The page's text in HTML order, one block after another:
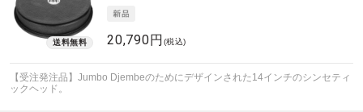
20,790円 (税込)
【受注発注品】Jumbo Djembeのためにデザインされた14インチのシンセティ
ックヘッド。